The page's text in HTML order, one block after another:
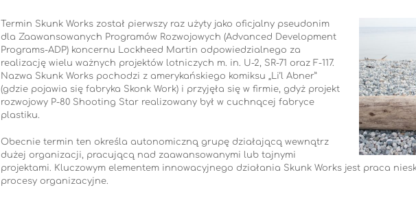
Termin Skunk Works został pierwszy raz użyty jako oficjalny pseudonim
dla Zaawansowanych Programów Rozwojowych (Advanced Development
Programs-ADP) koncernu Lockheed Martin odpowiedzialnego za
realizację wielu ważnych projektów lotniczych m. in. U-2, SR-71 oraz F-117.
Nazwa Skunk Works pochodzi z amerykańskiego komiksu „Li’l Abner”
(gdzie pojawia się fabryka Skonk Work) i przyjęła się w firmie, gdyż projekt
rozwojowy P-80 Shooting Star realizowany był w cuchnącej fabryce
plastiku.
Obecnie termin ten określa autonomiczną grupę działającą wewnątrz
dużej organizacji, pracującą nad zaawansowanymi lub tajnymi
projektami. Kluczowym elementem innowacyjnego działania Skunk Works jest praca
procesy organizacyjne.